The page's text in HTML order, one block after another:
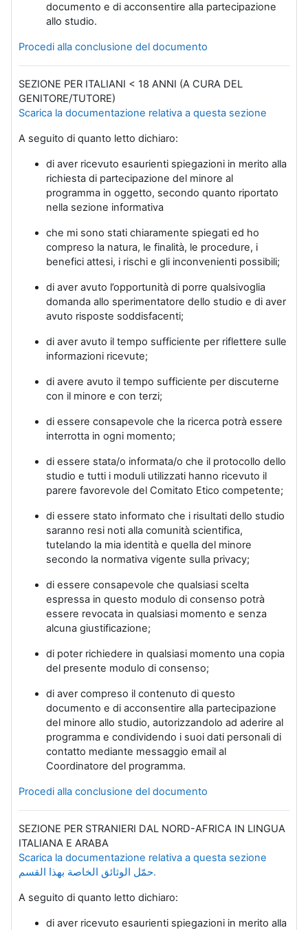
documento e di acconsentire alla partecipazione
allo studio.
Procedi alla conclusione del documento
SEZIONE PER ITALIANI < 18 ANNI (A CURA DEL
GENITORE/TUTORE)
Scarica la documentazione relativa a questa sezione
A seguito di quanto letto dichiaro:
di aver ricevuto esaurienti spiegazioni in merito alla
richiesta di partecipazione del minore al
programma in oggetto, secondo quanto riportato
nella sezione informativa
che mi sono stati chiaramente spiegati ed ho
compreso la natura, le finalità, le procedure, i
benefici attesi, i rischi e gli inconvenienti possibili;
di aver avuto l’opportunità di porre qualsivoglia
domanda allo sperimentatore dello studio e di aver
avuto risposte soddisfacenti;
di aver avuto il tempo sufficiente per riflettere sulle
informazioni ricevute;
di avere avuto il tempo sufficiente per discuterne
con il minore e con terzi;
di essere consapevole che la ricerca potrà essere
interrotta in ogni momento;
di essere stata/o informata/o che il protocollo dello
studio e tutti i moduli utilizzati hanno ricevuto il
parere favorevole del Comitato Etico competente;
di essere stato informato che i risultati dello studio
saranno resi noti alla comunità scientifica,
tutelando la mia identità e quella del minore
secondo la normativa vigente sulla privacy;
di essere consapevole che qualsiasi scelta
espressa in questo modulo di consenso potrà
essere revocata in qualsiasi momento e senza
alcuna giustificazione;
di poter richiedere in qualsiasi momento una copia
del presente modulo di consenso;
di aver compreso il contenuto di questo
documento e di acconsentire alla partecipazione
del minore allo studio, autorizzandolo ad aderire al
programma e condividendo i suoi dati personali di
contatto mediante messaggio email al
Coordinatore del programma.
Procedi alla conclusione del documento
SEZIONE PER STRANIERI DAL NORD-AFRICA IN LINGUA
ITALIANA E ARABA
Scarica la documentazione relativa a questa sezione
حمّل الوثائق الخاصة بهذا القسم.
A seguito di quanto letto dichiaro:
di aver ricevuto esaurienti spiegazioni in merito alla